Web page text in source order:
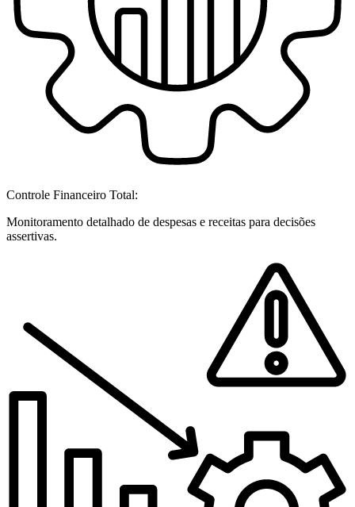
Controle Financeiro Total:
Monitoramento detalhado de despesas e receitas para decisões
assertivas.